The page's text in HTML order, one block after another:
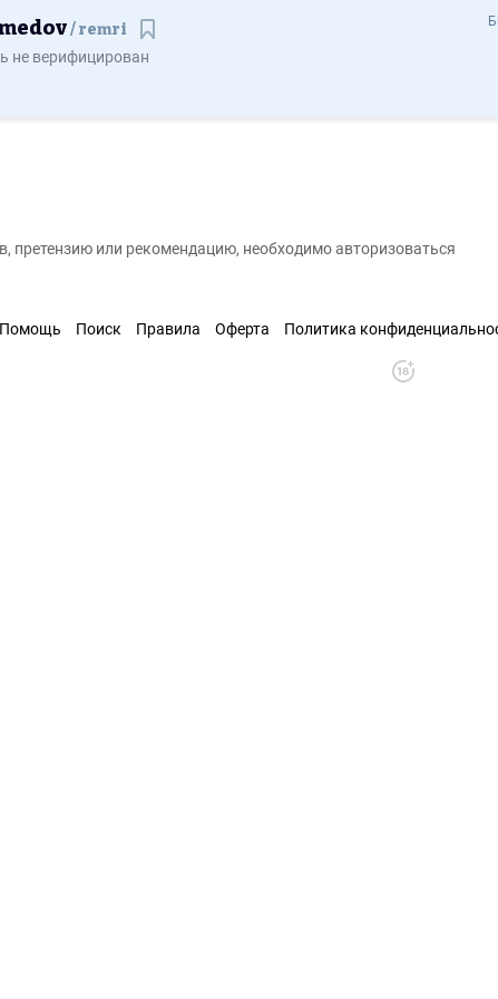
Ramil Magomedov remri -
remri
Сохранить контакт
не верифицирован
претензию или рекомендацию, необходимо авторизоваться
Помощь Поиск Правила Оферта Политика